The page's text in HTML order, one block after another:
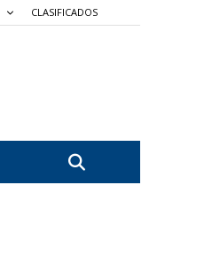
CLASIFICADOS